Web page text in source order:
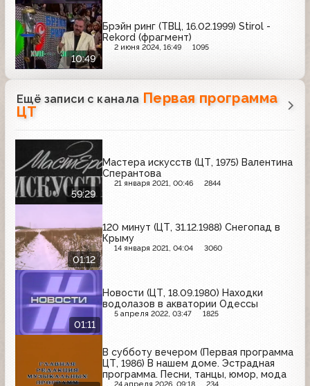
10:49
Брэйн ринг (ТВЦ, 16.02.1999) Stirol -
Rekord (фрагмент)
2 июня 2024, 16:49 1095
Ещё записи с канала Первая программа
ЦТ
59:29
Мастера искусств (ЦТ, 1975) Валентина
Сперантова
21 января 2021, 00:46 2844
01:12
120 минут (ЦТ, 31.12.1988) Снегопад в
Крыму
14 января 2021, 04:04 3060
01:11
Новости (ЦТ, 18.09.1980) Находки
водолазов в акватории Одессы
5 апреля 2022, 03:47 1825
В субботу вечером (Первая программа
ЦТ, 1986) В нашем доме. Эстрадная
программа. Песни, танцы, юмор, мода